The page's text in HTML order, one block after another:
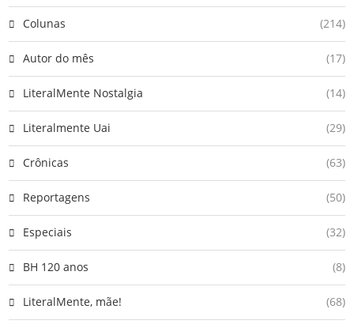
Colunas (214)
Autor do mês (17)
LiteralMente Nostalgia (14)
Literalmente Uai (29)
Crônicas (63)
Reportagens (50)
Especiais (32)
BH 120 anos (8)
LiteralMente, mãe! (68)